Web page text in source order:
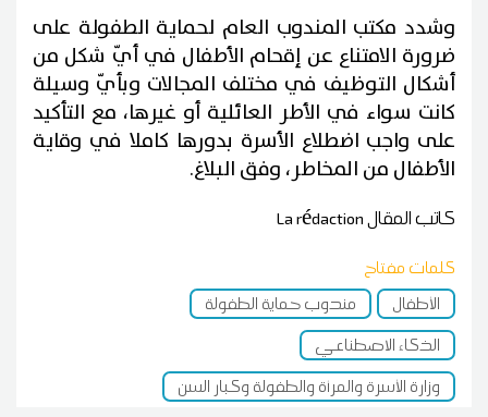
وشدد مكتب المندوب العام لحماية الطفولة على
ضرورة الامتناع عن إقحام الأطفال في أيّ شكل من
أشكال التوظيف في مختلف المجالات وبأيّ وسيلة
كانت سواء في الأطر العائلية أو غيرها، مع التأكيد
على واجب اضطلاع الأسرة بدورها كاملا في وقاية
الأطفال من المخاطر، وفق البلاغ.
كاتب المقالLa rédaction
كلمات مفتاح
الأطفال
مندوب حماية الطفولة
الذكاء الاصطناعي
وزارة الأسرة والمرأة والطفولة وكبار السن